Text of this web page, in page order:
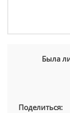
Была
Поделиться: